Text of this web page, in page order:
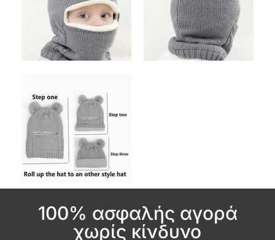
100% ασφαλής αγορά
χωρίς κίνδυνο